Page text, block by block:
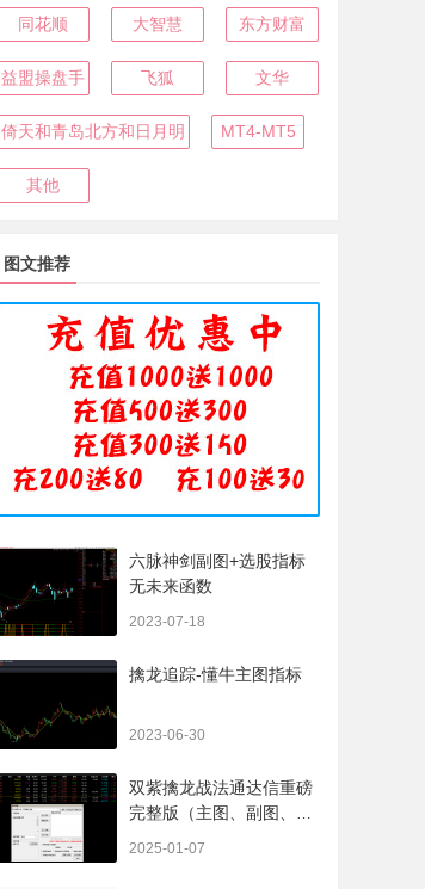
同花顺 大智慧 东方财富
益盟操盘手 飞狐 文华
倚天和青岛北方和日月明 MT4-MT5
其他
图文推荐
六脉神剑副图+选股指标
无未来函数
2023-07-18
擒龙追踪-懂牛主图指标
2023-06-30
双紫擒龙战法通达信重磅
完整版（主图、副图、排
2025-01-07